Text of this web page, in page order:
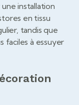
installation
en tissu
tandis que
faciles à essuyer